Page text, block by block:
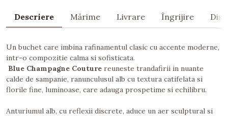
Descriere Mărime Livrare Îngrijire
Un buchet care imbina rafinamentul clasic cu accente moderne,
intr-o compozitie calma si sofisticata.
Blue Champagne Couture reuneste trandafirii in nuante
calde de sampanie, ranunculusul alb cu textura catifelata si
florile fine, luminoase, care adauga prospetime si echilibru.
Anturiumul alb, cu reflexii discrete, aduce un aer sculptural si